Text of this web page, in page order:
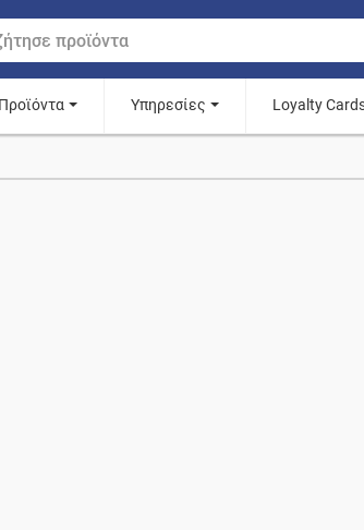
Προϊόντα Υπηρεσίες Loyalty